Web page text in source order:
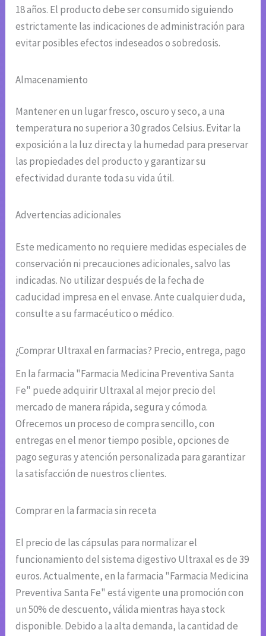
18 años. El producto debe ser consumido siguiendo
estrictamente las indicaciones de administración para
evitar posibles efectos indeseados o sobredosis.
Almacenamiento
Mantener en un lugar fresco, oscuro y seco, a una
temperatura no superior a 30 grados Celsius. Evitar la
exposición a la luz directa y la humedad para preservar
las propiedades del producto y garantizar su
efectividad durante toda su vida útil.
Advertencias adicionales
Este medicamento no requiere medidas especiales de
conservación ni precauciones adicionales, salvo las
indicadas. No utilizar después de la fecha de
caducidad impresa en el envase. Ante cualquier duda,
consulte a su farmacéutico o médico.
¿Comprar Ultraxal en farmacias? Precio, entrega, pago
En la farmacia "Farmacia Medicina Preventiva Santa
Fe" puede adquirir Ultraxal al mejor precio del
mercado de manera rápida, segura y cómoda.
Ofrecemos un proceso de compra sencillo, con
entregas en el menor tiempo posible, opciones de
pago seguras y atención personalizada para garantizar
la satisfacción de nuestros clientes.
Comprar en la farmacia sin receta
El precio de las cápsulas para normalizar el
funcionamiento del sistema digestivo Ultraxal es de 39
euros. Actualmente, en la farmacia "Farmacia Medicina
Preventiva Santa Fe" está vigente una promoción con
un 50% de descuento, válida mientras haya stock
disponible. Debido a la alta demanda, la cantidad de